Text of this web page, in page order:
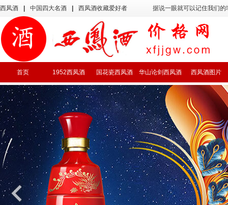
西凤酒 中国四大名酒 西凤酒收藏爱好者 据说一眼就可以记住我们
首页 1952西凤酒 国花瓷西凤酒 华山论剑西凤酒 西凤酒图片